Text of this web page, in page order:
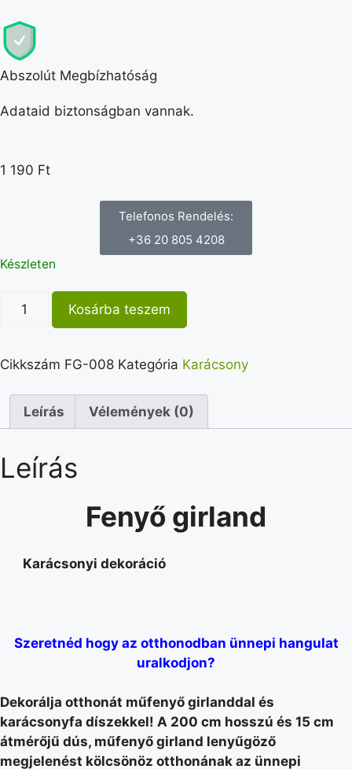
Abszolút Megbízhatóság
Adataid biztonságban vannak.
1 190 Ft
Telefonos Rendelés:
+36 20 805 4208
Készleten
Kosárba teszem
Cikkszám FG-008 Kategória Karácsony
Leírás Vélemények (0)
Leírás
Fenyő girland
Karácsonyi dekoráció
Szeretnéd hogy az otthonodban ünnepi hangulat
uralkodjon?
Dekorálja otthonát műfenyő girlanddal és
karácsonyfa díszekkel! A 200 cm hosszú és 15 cm
átmérőjű dús, műfenyő girland lenyűgöző
megjelenést kölcsönöz otthonának az ünnepi